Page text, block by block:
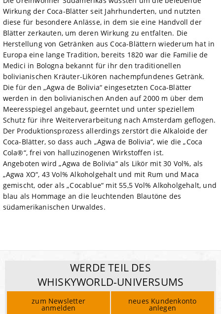
Wirkung der Coca-Blätter seit Jahrhunderten, und nutzten
diese für besondere Anlässe, in dem sie eine Handvoll der
Blätter zerkauten, um deren Wirkung zu entfalten. Die
Herstellung von Getränken aus Coca-Blättern wiederum hat in
Europa eine lange Tradition, bereits 1820 war die Familie de
Medici in Bologna bekannt für ihr den traditionellen
bolivianischen Kräuter-Likören nachempfundenes Getränk.
Die für den „Agwa de Bolivia“ eingesetzten Coca-Blätter
werden in den bolivianischen Anden auf 2000 m über dem
Meeresspiegel angebaut, geerntet und unter speziellem
Schutz für ihre Weiterverarbeitung nach Amsterdam geflogen.
Der Produktionsprozess allerdings zerstört die Alkaloide der
Coca-Blätter, so dass auch „Agwa de Bolivia“, wie die „Coca
Cola®“, frei von halluzinogenen Wirkstoffen ist.
Angeboten wird „Agwa de Bolivia“ als Likör mit 30 Vol%, als
„Agwa XO“, 43 Vol% Alkoholgehalt und mit Rum und Maca
gemischt, oder als „Cocablue“ mit 55,5 Vol% Alkoholgehalt, und
blau als Hommage an die leuchtenden Blautöne des
südamerikanischen Urwaldes.
WERDE TEIL DES
WHISKYWORLD-UNIVERSUMS
zum Newsletter
anmelden
neues Kundenkonto
anlegen